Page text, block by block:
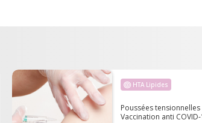
HTA Lipides
Poussées tensionnelles
Vaccination anti